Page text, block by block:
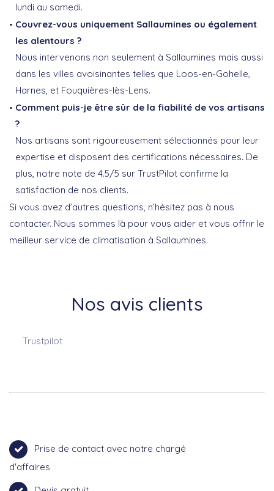
lundi au samedi.
Couvrez-vous uniquement Sallaumines ou également
les alentours ?
Nous intervenons non seulement à Sallaumines mais aussi
dans les villes avoisinantes telles que Loos-en-Gohelle,
Harnes, et Fouquières-lès-Lens.
Comment puis-je être sûr de la fiabilité de vos artisans
?
Nos artisans sont rigoureusement sélectionnés pour leur
expertise et disposent des certifications nécessaires. De
plus, notre note de 4.5/5 sur TrustPilot confirme la
satisfaction de nos clients.
Si vous avez d’autres questions, n’hésitez pas à nous
contacter. Nous sommes là pour vous aider et vous offrir le
meilleur service de climatisation à Sallaumines.
Nos avis clients
Trustpilot
Prise de contact avec notre chargé
d'affaires